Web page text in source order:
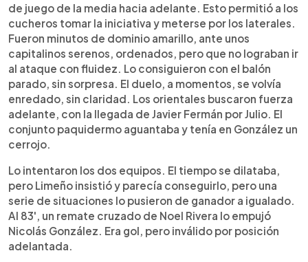
de juego de la media hacia adelante. Esto permitió a los
cucheros tomar la iniciativa y meterse por los laterales.
Fueron minutos de dominio amarillo, ante unos
capitalinos serenos, ordenados, pero que no lograban ir
al ataque con fluidez. Lo consiguieron con el balón
parado, sin sorpresa. El duelo, a momentos, se volvía
enredado, sin claridad. Los orientales buscaron fuerza
adelante, con la llegada de Javier Fermán por Julio. El
conjunto paquidermo aguantaba y tenía en González un
cerrojo.
Lo intentaron los dos equipos. El tiempo se dilataba,
pero Limeño insistió y parecía conseguirlo, pero una
serie de situaciones lo pusieron de ganador a igualado.
Al 83', un remate cruzado de Noel Rivera lo empujó
Nicolás González. Era gol, pero inválido por posición
adelantada.